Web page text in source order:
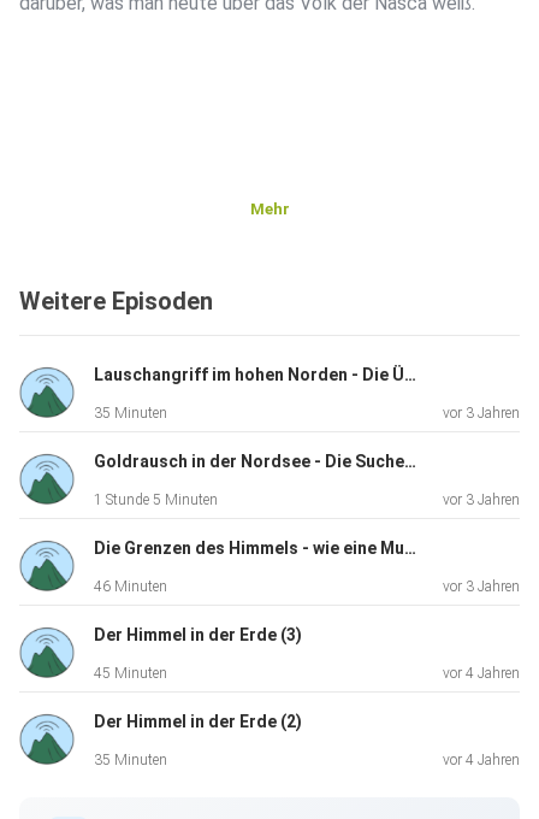
Mehr
Weitere Episoden
Lauschangriff im hohen Norden - Die Überreste früherer Radarspionage auf Island
35 Minuten vor 3 Jahren
Goldrausch in der Nordsee - Die Suche nach dem Wrack der "Lutine"
1 Stunde 5 Minuten vor 3 Jahren
Die Grenzen des Himmels - wie eine Musikerfamilie zu neuen Ufern aufbrach
46 Minuten vor 3 Jahren
Der Himmel in der Erde (3)
45 Minuten vor 4 Jahren
Der Himmel in der Erde (2)
35 Minuten vor 4 Jahren